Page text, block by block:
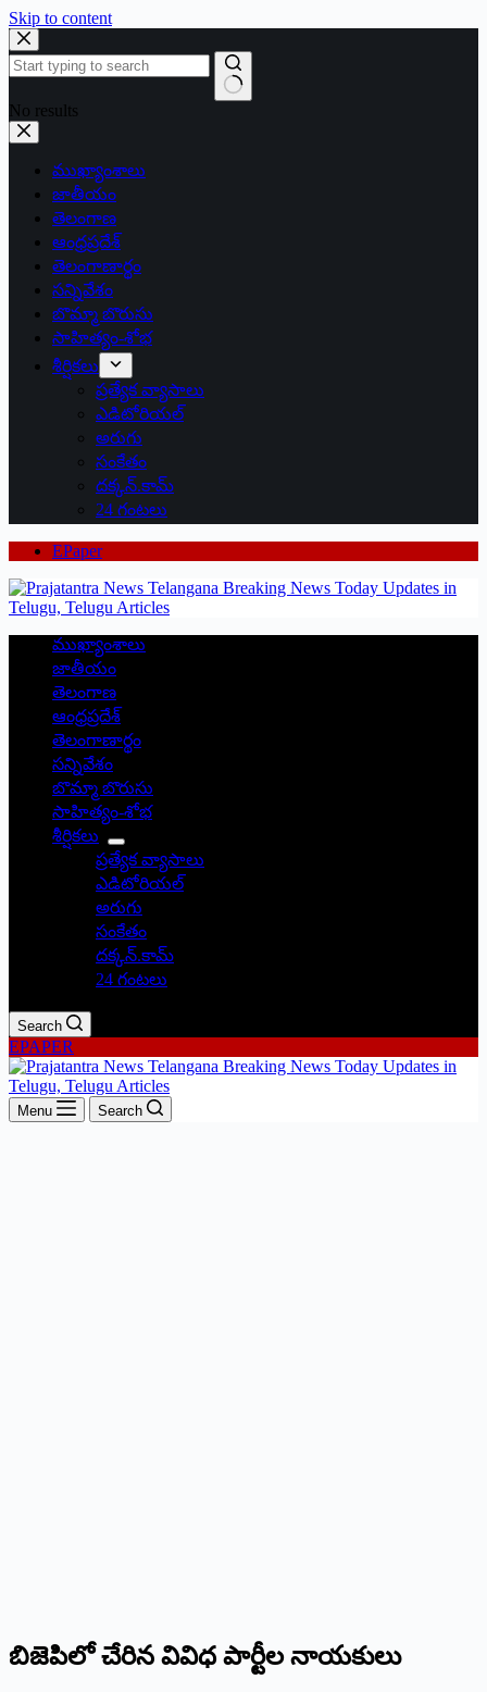
Skip to content
No results
ముఖ్యాంశాలు
జాతీయం
తెలంగాణ
ఆంధ్రప్రదేశ్
తెలంగాణార్థం
సన్నివేశం
బొమ్మా బొరుసు
సాహిత్యం-శోభ
శీర్షికలు
ప్రత్యేక వ్యాసాలు
ఎడిటోరియల్
అరుగు
సంకేతం
దక్కన్.కామ్
24 గంటలు
EPaper
ముఖ్యాంశాలు
జాతీయం
తెలంగాణ
ఆంధ్రప్రదేశ్
తెలంగాణార్థం
సన్నివేశం
బొమ్మా బొరుసు
సాహిత్యం-శోభ
శీర్షికలు
ప్రత్యేక వ్యాసాలు
ఎడిటోరియల్
అరుగు
సంకేతం
దక్కన్.కామ్
24 గంటలు
Search
EPAPER
Menu Search
బిజెపిలో చేరిన వివిధ పార్టీల నాయకులు